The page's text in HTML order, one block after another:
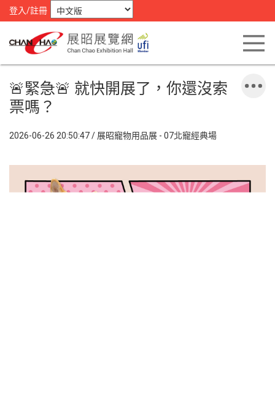
登入/註冊
🚨緊急🚨 就快開展了，你還沒索
票嗎？
2026-06-26 20:50:47 / 展昭寵物用品展 - 07北寵經典場